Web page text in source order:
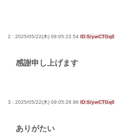
2 : 2025/05/22(木) 09:05:22.54 ID:S/ywCTGq0
感謝申し上げます
3 : 2025/05/22(木) 09:05:28.96 ID:S/ywCTGq0
ありがたい